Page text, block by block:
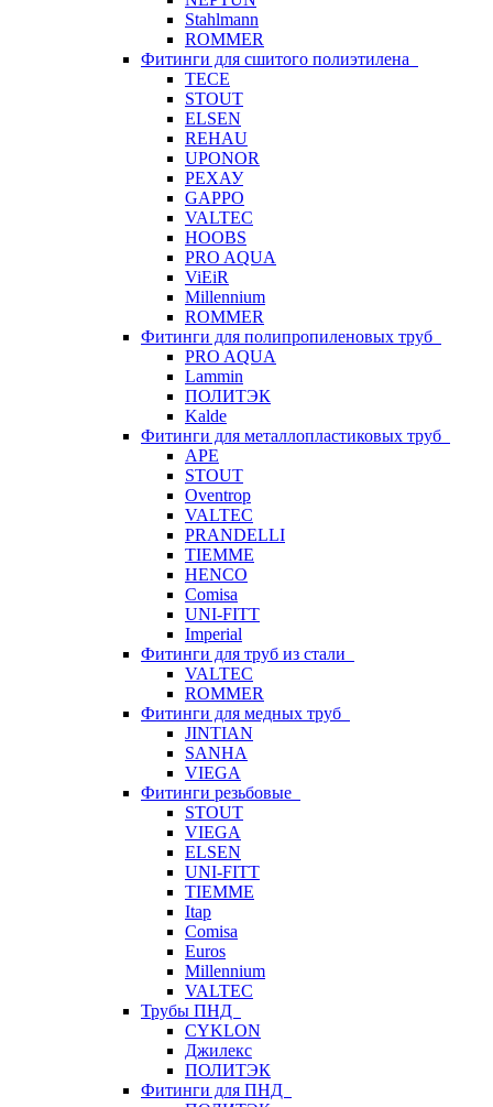
Stahlmann
ROMMER
Фитинги для сшитого полиэтилена
TECE
STOUT
ELSEN
REHAU
UPONOR
РЕХАУ
GAPPO
VALTEC
HOOBS
PRO AQUA
ViEiR
Millennium
ROMMER
Фитинги для полипропиленовых труб
PRO AQUA
Lammin
ПОЛИТЭК
Kalde
Фитинги для металлопластиковых труб
APE
STOUT
Oventrop
VALTEC
PRANDELLI
TIEMME
HENCO
Comisa
UNI-FITT
Imperial
Фитинги для труб из стали
VALTEC
ROMMER
Фитинги для медных труб
JINTIAN
SANHA
VIEGA
Фитинги резьбовые
STOUT
VIEGA
ELSEN
UNI-FITT
TIEMME
Itap
Comisa
Euros
Millennium
VALTEC
Трубы ПНД
CYKLON
Джилекс
ПОЛИТЭК
Фитинги для ПНД